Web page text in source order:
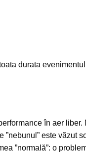
durata
în aer liber.
este văzut
”normală”: o